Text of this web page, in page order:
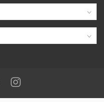
Instagram